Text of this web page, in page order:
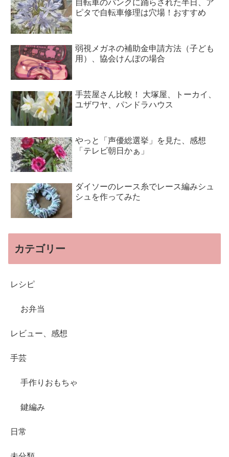
自転車のパンクに踊らされた半日、ア
ピタで自転車修理は穴場！おすすめ
弱視メガネの補助金申請方法（子ども
用）、協会けんぽの場合
手芸屋さん比較！ 大塚屋、トーカイ、
ユザワヤ、パンドラハウス
やっと「声優総選挙」を見た、感想
「テレビ朝日かぁ」
ダイソーのレース糸でレース編みシュ
シュを作ってみた
カテゴリー
レシピ
お弁当
レビュー、感想
手芸
手作りおもちゃ
鍵編み
日常